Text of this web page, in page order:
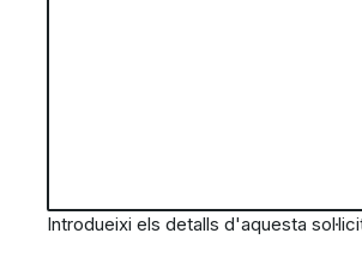
Introdueixi els detalls d'aquesta